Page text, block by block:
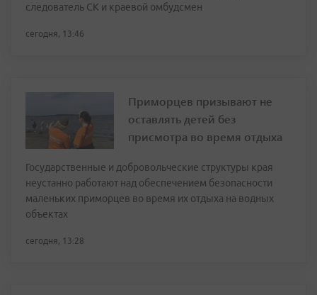
следователь СК и краевой омбудсмен
сегодня, 13:46
Приморцев призывают не
оставлять детей без
присмотра во время отдыха
Государственные и добровольческие структуры края
неустанно работают над обеспечением безопасности
маленьких приморцев во время их отдыха на водных
объектах
сегодня, 13:28